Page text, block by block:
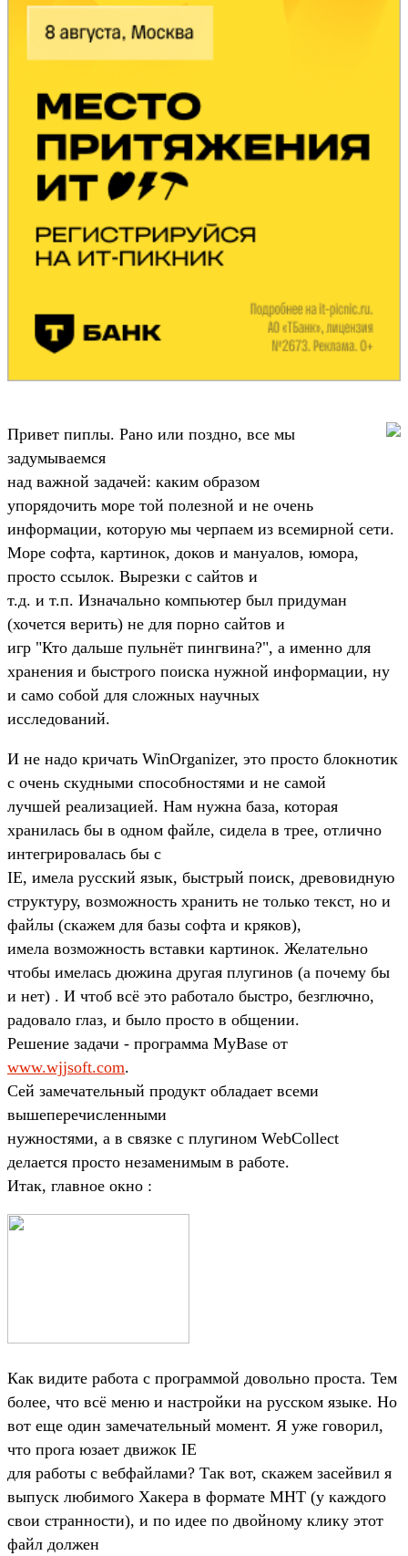
Привет пиплы. Рано или поздно, все мы
задумываемся
над важной задачей: каким образом
упорядочить море той полезной и не очень
информации, которую мы черпаем из всемирной сети.
Море софта, картинок, доков и мануалов, юмора,
просто ссылок. Вырезки с сайтов и
т.д. и т.п. Изначально компьютер был придуман
(хочется верить) не для порно сайтов и
игр "Кто дальше пульнёт пингвина?", а именно для
хранения и быстрого поиска нужной информации, ну
и само собой для сложных научных
исследований.
И не надо кричать WinOrganizer, это просто блокнотик
с очень скудными способностями и не самой
лучшей реализацией. Нам нужна база, которая
хранилась бы в одном файле, сидела в трее, отлично
интегрировалась бы с
IE, имела русский язык, быстрый поиск, древовидную
структуру, возможность хранить не только текст, но и
файлы (скажем для базы софта и кряков),
имела возможность вставки картинок. Желательно
чтобы имелась дюжина другая плугинов (а почему бы
и нет) . И чтоб всё это работало быстро, безглючно,
радовало глаз, и было просто в общении.
Решение задачи - программа MyBase от
www.wjjsoft.com.
Сей замечательный продукт обладает всеми
вышеперечисленными
нужностями, а в связке с плугином WebCollect
делается просто незаменимым в работе.
Итак, главное окно :
Как видите работа с программой довольно проста. Тем
более, что всё меню и настройки на русском языке. Но
вот еще один замечательный момент. Я уже говорил,
что прога юзает движок IE
для работы с вебфайлами? Так вот, скажем засейвил я
выпуск любимого Хакера в формате MHT (у каждого
свои странности), и по идее по двойному клику этот
файл должен